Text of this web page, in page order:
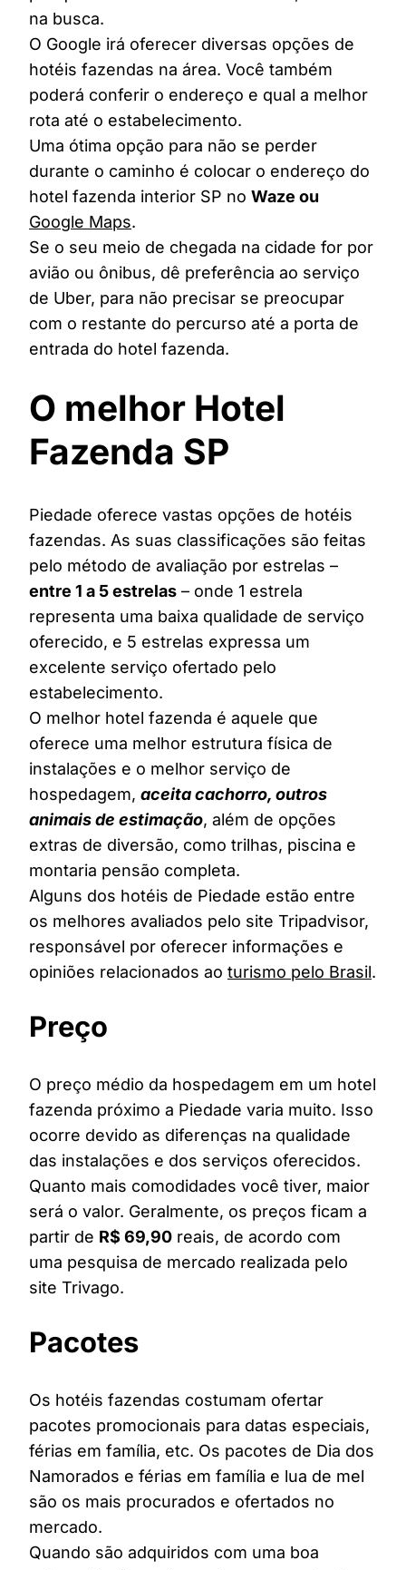
na busca.
O Google irá oferecer diversas opções de
hotéis fazendas na área. Você também
poderá conferir o endereço e qual a melhor
rota até o estabelecimento.
Uma ótima opção para não se perder
durante o caminho é colocar o endereço do
hotel fazenda interior SP no Waze ou
Google Maps.
Se o seu meio de chegada na cidade for por
avião ou ônibus, dê preferência ao serviço
de Uber, para não precisar se preocupar
com o restante do percurso até a porta de
entrada do hotel fazenda.
O melhor Hotel
Fazenda SP
Piedade oferece vastas opções de hotéis
fazendas. As suas classificações são feitas
pelo método de avaliação por estrelas –
entre 1 a 5 estrelas – onde 1 estrela
representa uma baixa qualidade de serviço
oferecido, e 5 estrelas expressa um
excelente serviço ofertado pelo
estabelecimento.
O melhor hotel fazenda é aquele que
oferece uma melhor estrutura física de
instalações e o melhor serviço de
hospedagem, aceita cachorro, outros
animais de estimação, além de opções
extras de diversão, como trilhas, piscina e
montaria pensão completa.
Alguns dos hotéis de Piedade estão entre
os melhores avaliados pelo site Tripadvisor,
responsável por oferecer informações e
opiniões relacionados ao turismo pelo Brasil.
Preço
O preço médio da hospedagem em um hotel
fazenda próximo a Piedade varia muito. Isso
ocorre devido as diferenças na qualidade
das instalações e dos serviços oferecidos.
Quanto mais comodidades você tiver, maior
será o valor. Geralmente, os preços ficam a
partir de R$ 69,90 reais, de acordo com
uma pesquisa de mercado realizada pelo
site Trivago.
Pacotes
Os hotéis fazendas costumam ofertar
pacotes promocionais para datas especiais,
férias em família, etc. Os pacotes de Dia dos
Namorados e férias em família e lua de mel
são os mais procurados e ofertados no
mercado.
Quando são adquiridos com uma boa